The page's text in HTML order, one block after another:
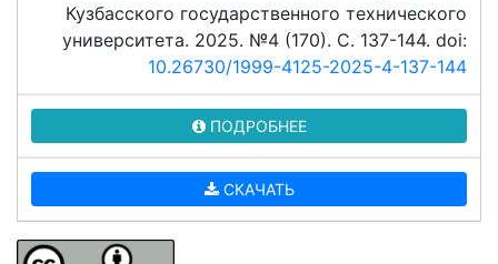
Кузбасского государственного технического
университета. 2025. №4 (170). C. 137-144. doi:
10.26730/1999-4125-2025-4-137-144
ПОДРОБНЕЕ
СКАЧАТЬ